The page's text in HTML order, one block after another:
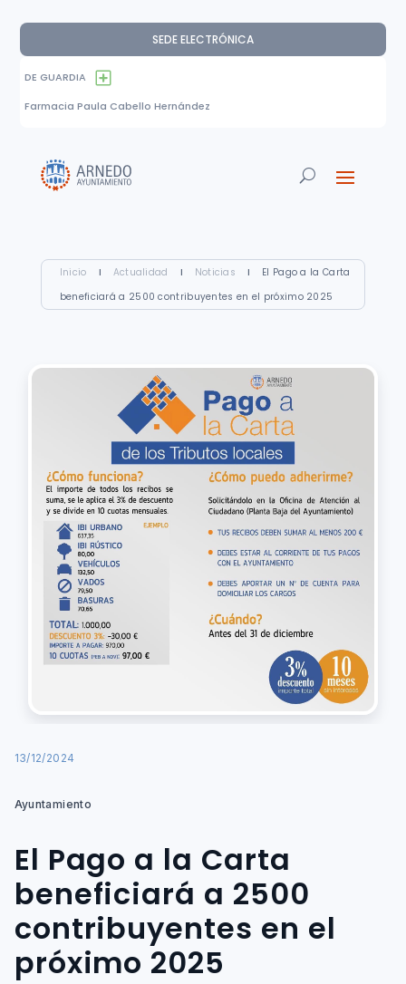
SEDE ELECTRÓNICA
DE GUARDIA
Farmacia Paula Cabello Hernández
Inicio I Actualidad I Noticias I
El Pago a la Carta
beneficiará a 2500 contribuyentes en el próximo 2025
13/12/2024
Ayuntamiento
El Pago a la Carta
beneficiará a 2500
contribuyentes en el
próximo 2025